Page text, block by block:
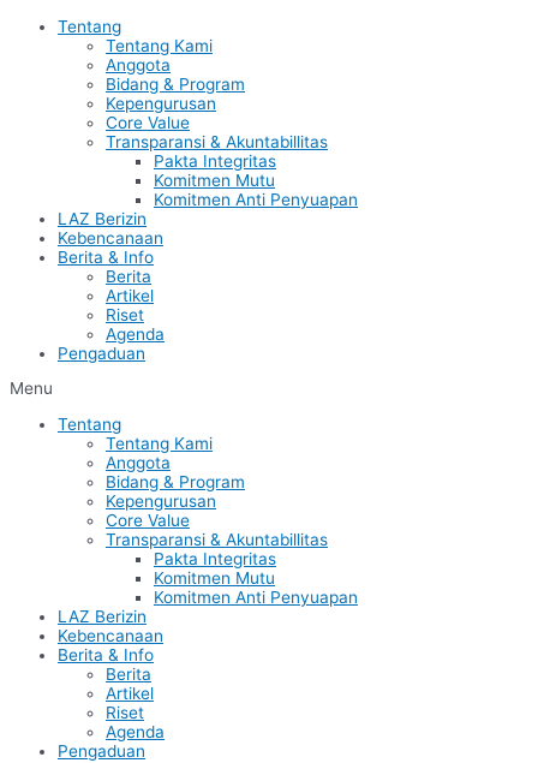
Tentang
Tentang Kami
Anggota
Bidang & Program
Kepengurusan
Core Value
Transparansi & Akuntabillitas
Pakta Integritas
Komitmen Mutu
Komitmen Anti Penyuapan
LAZ Berizin
Kebencanaan
Berita & Info
Berita
Artikel
Riset
Agenda
Pengaduan
Menu
Tentang
Tentang Kami
Anggota
Bidang & Program
Kepengurusan
Core Value
Transparansi & Akuntabillitas
Pakta Integritas
Komitmen Mutu
Komitmen Anti Penyuapan
LAZ Berizin
Kebencanaan
Berita & Info
Berita
Artikel
Riset
Agenda
Pengaduan